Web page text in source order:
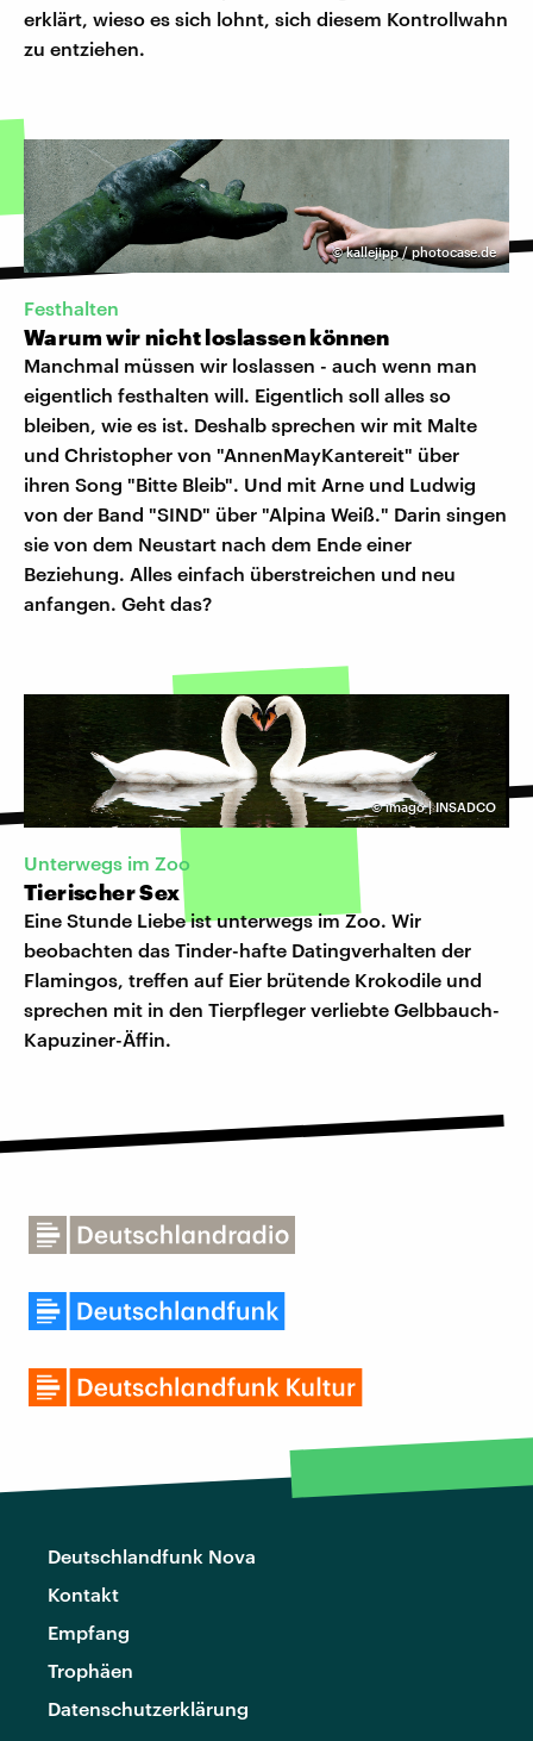
erklärt, wieso es sich lohnt, sich diesem Kontrollwahn
zu entziehen.
©kallejipp / photocase.de
Festhalten
Warum wir nicht loslassen können
Manchmal müssen wir loslassen - auch wenn man
eigentlich festhalten will. Eigentlich soll alles so
bleiben, wie es ist. Deshalb sprechen wir mit Malte
und Christopher von "AnnenMayKantereit" über
ihren Song "Bitte Bleib". Und mit Arne und Ludwig
von der Band "SIND" über "Alpina Weiß." Darin singen
sie von dem Neustart nach dem Ende einer
Beziehung. Alles einfach überstreichen und neu
anfangen. Geht das?
©imago | INSADCO
Unterwegs im Zoo
Tierischer Sex
Eine Stunde Liebe ist unterwegs im Zoo. Wir
beobachten das Tinder-hafte Datingverhalten der
Flamingos, treffen auf Eier brütende Krokodile und
sprechen mit in den Tierpfleger verliebte Gelbbauch-
Kapuziner-Äffin.
Deutschlandfunk Nova
Kontakt
Empfang
Trophäen
Datenschutzerklärung